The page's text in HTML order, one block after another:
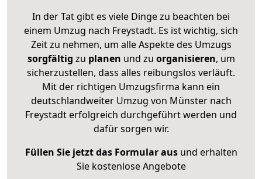
In der Tat gibt es viele Dinge zu beachten bei
einem Umzug nach Freystadt. Es ist wichtig, sich
Zeit zu nehmen, um alle Aspekte des Umzugs
sorgfältig zu planen und zu organisieren, um
sicherzustellen, dass alles reibungslos verläuft.
Mit der richtigen Umzugsfirma kann ein
deutschlandweiter Umzug von Münster nach
Freystadt erfolgreich durchgeführt werden und
dafür sorgen wir.
Füllen Sie jetzt das Formular ausund erhalten
Sie kostenlose Angebote